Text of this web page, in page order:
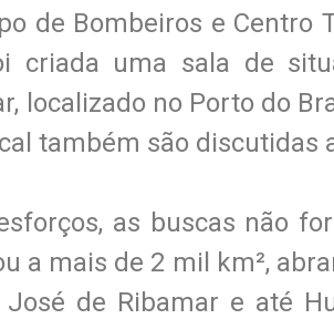
de Bombeiros e Centro
criada uma sala de
localizado no Porto do
também são discutidas
as buscas não
a mais de 2 mil km²,
José de Ribamar e até